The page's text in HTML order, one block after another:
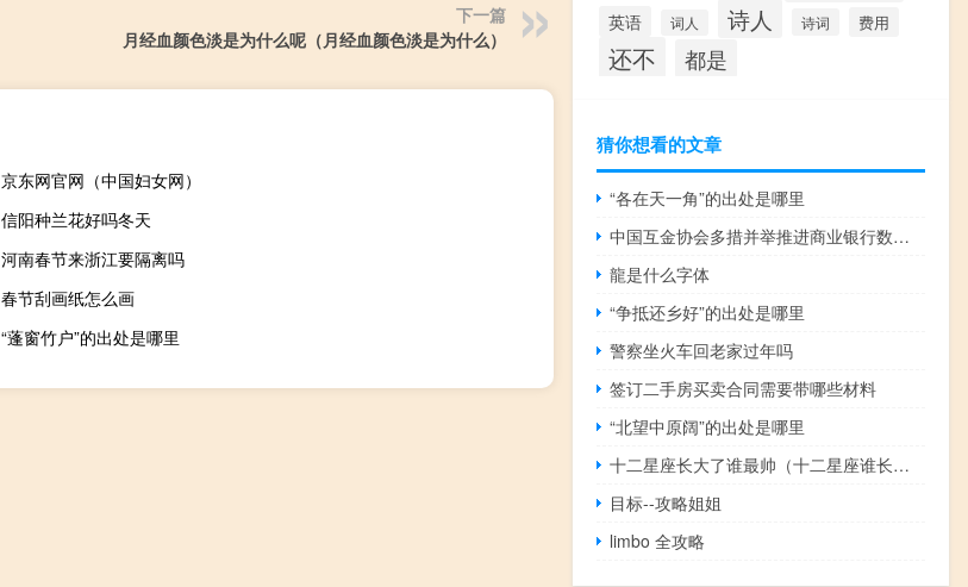
下一篇
月经血颜色淡是为什么呢（月经血颜色淡是为什么）
京东网官网（中国妇女网）
信阳种兰花好吗冬天
河南春节来浙江要隔离吗
春节刮画纸怎么画
“蓬窗竹户”的出处是哪里
英语 词人 诗人 诗词 费用
还不 都是
猜你想看的文章
“各在天一角”的出处是哪里
中国互金协会多措并举推进商业银行数字化转型
龍是什么字体
“争抵还乡好”的出处是哪里
警察坐火车回老家过年吗
签订二手房买卖合同需要带哪些材料
“北望中原阔”的出处是哪里
十二星座长大了谁最帅（十二星座谁长大了最美）
目标--攻略姐姐
limbo 全攻略